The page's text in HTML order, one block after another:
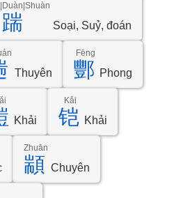
踹 Soại, Suỷ, đoán
Thuyên 酆
Fēng
Phong
Khải 铠
Kǎi
Khải
顓
Zhuān
Chuyên